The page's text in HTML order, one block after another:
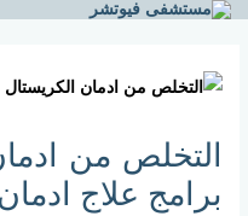
تخطي
المحتوى
التخلص من
برامج علاج
navigation